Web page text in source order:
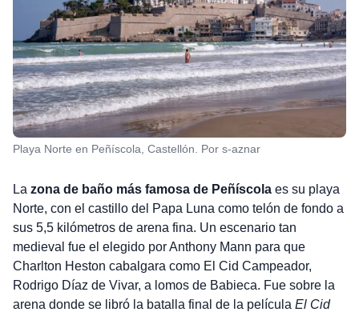
Playa Norte en Peñíscola, Castellón. Por s-aznar
La zona de baño más famosa de Peñíscolaes su playa
Norte, con el castillo del Papa Luna como telón de fondo a
sus 5,5 kilómetros de arena fina. Un escenario tan
medieval fue el elegido por Anthony Mann para que
Charlton Heston cabalgara como El Cid Campeador,
Rodrigo Díaz de Vivar, a lomos de Babieca. Fue sobre la
arena donde se libró la batalla final de la película El Cid